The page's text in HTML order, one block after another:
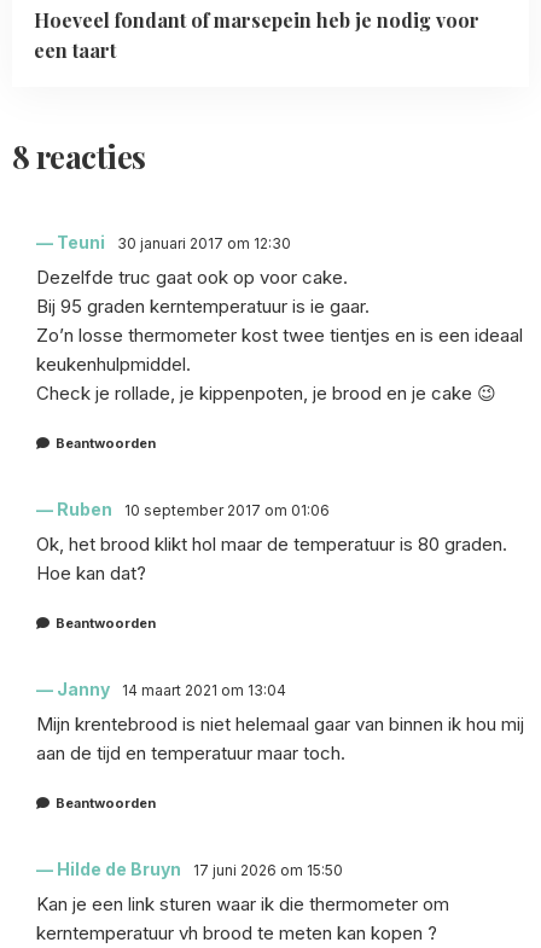
Hoeveel fondant of marsepein heb je nodig voor
een taart
8 reacties
Teuni 30 januari 2017 om 12:30
Dezelfde truc gaat ook op voor cake.
Bij 95 graden kerntemperatuur is ie gaar.
Zo’n losse thermometer kost twee tientjes en is een ideaal
keukenhulpmiddel.
Check je rollade, je kippenpoten, je brood en je cake 😉
Beantwoorden
Ruben 10 september 2017 om 01:06
Ok, het brood klikt hol maar de temperatuur is 80 graden.
Hoe kan dat?
Beantwoorden
Janny 14 maart 2021 om 13:04
Mijn krentebrood is niet helemaal gaar van binnen ik hou mij
aan de tijd en temperatuur maar toch.
Beantwoorden
Hilde de Bruyn 17 juni 2026 om 15:50
Kan je een link sturen waar ik die thermometer om
kerntemperatuur vh brood te meten kan kopen ?